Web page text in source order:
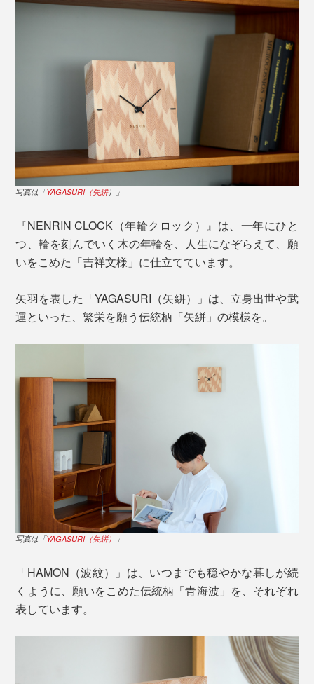
写真は「YAGASURI（矢絣）」
『NENRIN CLOCK（年輪クロック）』は、一年にひと
つ、輪を刻んでいく木の年輪を、人生になぞらえて、願
いをこめた「吉祥文様」に仕立てています。
矢羽を表した「YAGASURI（矢絣）」は、立身出世や武
運といった、繁栄を願う伝統柄「矢絣」の模様を。
写真は「YAGASURI（矢絣） 」
「HAMON（波紋）」は、いつまでも穏やかな暮しが続
くように、願いをこめた伝統柄「青海波」を、それぞれ
表しています。